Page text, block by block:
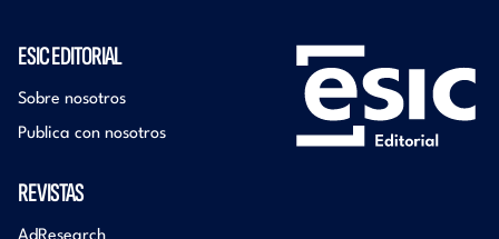
ESIC EDITORIAL
Sobre nosotros
Publica con nosotros
REVISTAS